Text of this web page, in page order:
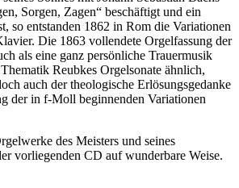
Sorgen, Zagen“ beschäftigt und ein
so entstanden 1862 in Rom die Variationen
Die 1863 vollendete Orgelfassung der
als eine ganz persönliche Trauermusik
Reubkes Orgelsonate ähnlich,
auch der theologische Erlösungsgedanke
der in f-Moll beginnenden Variationen
des Meisters und seines
vorliegenden CD auf wunderbare Weise.